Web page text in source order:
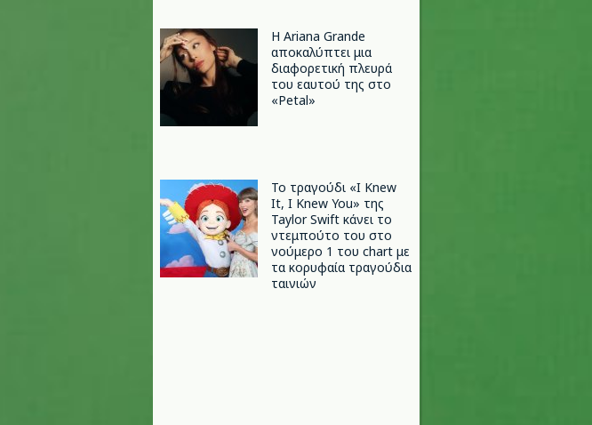
Η Ariana Grande
αποκαλύπτει μια
διαφορετική πλευρά
του εαυτού της στο
«Petal»
Το τραγούδι «I Knew
It, I Knew You» της
Taylor Swift κάνει το
ντεμπούτο του στο
νούμερο 1 του chart με
τα κορυφαία τραγούδια
ταινιών